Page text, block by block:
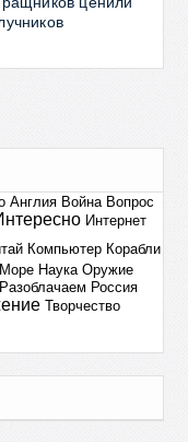
Англия Война Вопрос
Интернет
Компьютер Корабли
Море Наука Оружие
Разоблачаем Россия
Творчество